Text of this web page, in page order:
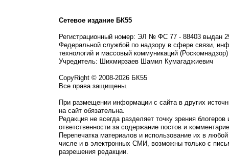
Сетевое издание БК55
Регистрационный номер: ЭЛ № ФС 77 - 88403 выдан
Федеральной службой по надзору в сфере связи,
технологий и массовый коммуникаций (Роскомнадзор)
Учредитель: Шихмирзаев Шамил Кумагаджиевич
CopyRight © 2008-2026 БК55
Все права защищены.
При размещении информации с сайта в других
на сайт обязательна.
Редакция не всегда разделяет точку зрения блогеров
ответственности за содержание постов и
Перепечатка материалов и использование их в
числе и в электронных СМИ, возможны только с
разрешения редакции.